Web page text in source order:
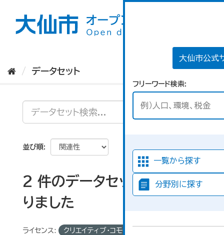
大仙市公式
フリーワード検索
一覧から探す
分野別に探す
データセット
並び順
2 件のデータセットが見つか
りました
ライセンス: クリエイティブ・コモンズ 表示